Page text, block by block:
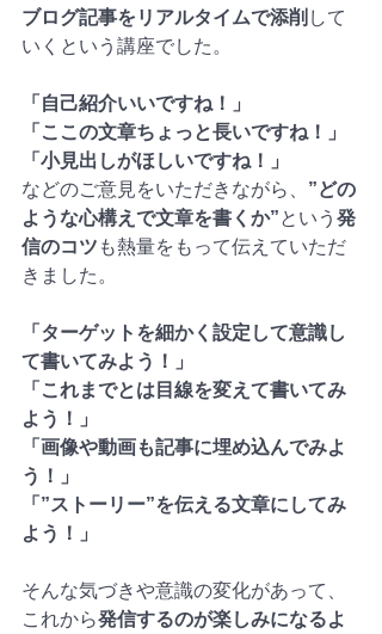
ブログ記事をリアルタイムで添削 して
いくという講座でした。
「自己紹介いいですね！」
「ここの文章ちょっと長いですね！」
「小見出しがほしいですね！」
などのご意見をいただきながら、 ”どの
ような心構えで文章を書くか”という 発
信のコツ も熱量をもって伝えていただ
きました。
「ターゲットを細かく設定して意識し
て書いてみよう！」
「これまでとは目線を変えて書いてみ
よう！」
「画像や動画も記事に埋め込んでみよ
う！」
「”ストーリー”を伝える文章にしてみ
よう！」
そんな気づきや意識の変化があって、
これから発信するのが楽しみになるよ